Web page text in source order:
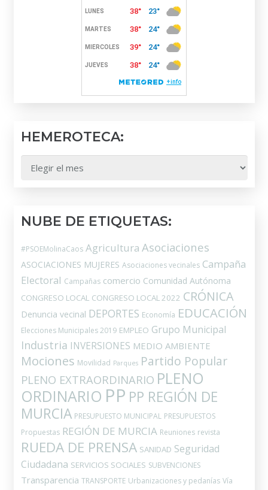
HEMEROTECA:
NUBE DE ETIQUETAS:
#PSOEMolinaCaos Agricultura Asociaciones
ASOCIACIONES MUJERES Asociaciones vecinales Campaña
Electoral Campañas comercio Comunidad Autónoma
CONGRESO LOCAL CONGRESO LOCAL 2022 CRÓNICA
Denuncia vecinal DEPORTES Economía EDUCACIÓN
Elecciones Municipales 2019 EMPLEO Grupo Municipal
Industria INVERSIONES MEDIO AMBIENTE
Mociones Movilidad Parques Partido Popular
PLENO EXTRAORDINARIO PLENO
ORDINARIO PP PP REGIÓN DE
MURCIA PRESUPUESTO MUNICIPAL PRESUPUESTOS
Propuestas REGIÓN DE MURCIA Reuniones revista
RUEDA DE PRENSA SANIDAD Seguridad
Ciudadana SERVICIOS SOCIALES SUBVENCIONES
Transparencia TRANSPORTE Urbanizaciones y pedanías Vía